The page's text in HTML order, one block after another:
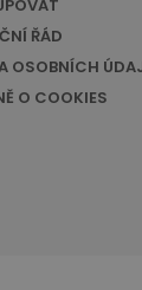
ŘÁD
OSOBNÍCH
O COOKIES